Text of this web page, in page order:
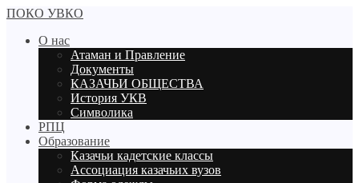
ПОКО УВКО
О нас
Атаман и Правление
Документы
КАЗАЧЬИ ОБЩЕСТВА
История УКВ
Символика
РПЦ
Образование
Казачьи кадетские классы
Ассоциация казачьих вузов